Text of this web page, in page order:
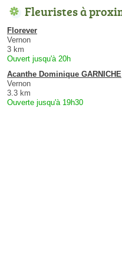
Fleuristes à
Florever
Vernon
3 km
Ouvert jusqu'à 20h
Acanthe Dominique GARNICHE
Vernon
3.3 km
Ouverte jusqu'à 19h30